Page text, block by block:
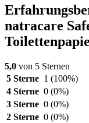
natracare
5,0 von 5 Sternen
5 Sterne 1 (100%)
4 Sterne 0 (0%)
3 Sterne 0 (0%)
2 Sterne 0 (0%)